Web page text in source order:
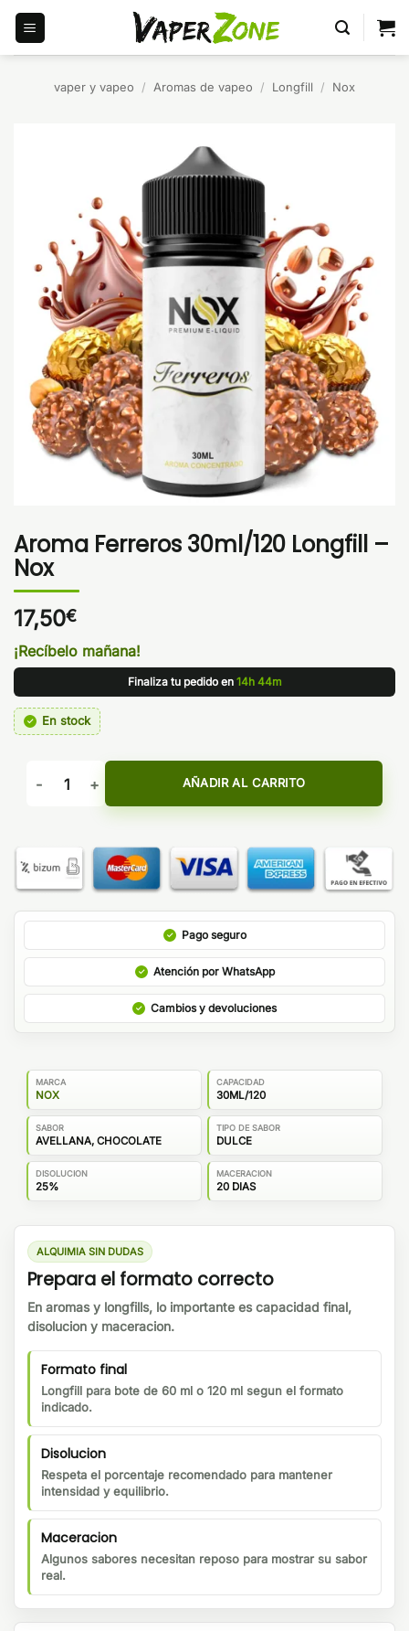
Saltar
contenido
vaper y vapeo / Aromas de vapeo / Longfill / Nox
Aroma Ferreros 30ml/120 Longfill –
Nox
17,50€
¡Recíbelo mañana!
Finaliza tu pedido en 14h 44m
En stock
Aroma Ferreros 30ml/120 Longfill - Nox cantidad
AÑADIR AL CARRITO
Pago seguro
Atención por WhatsApp
Cambios y devoluciones
MARCA
NOX
CAPACIDAD
30ML/120
SABOR
AVELLANA, CHOCOLATE
TIPO DE SABOR
DULCE
DISOLUCION
25%
MACERACION
20 DIAS
ALQUIMIA SIN DUDAS
Prepara el formato correcto
En aromas y longfills, lo importante es capacidad final,
disolucion y maceracion.
Formato final
Longfill para bote de 60 ml o 120 ml segun el formato
indicado.
Disolucion
Respeta el porcentaje recomendado para mantener
intensidad y equilibrio.
Maceracion
Algunos sabores necesitan reposo para mostrar su sabor
real.